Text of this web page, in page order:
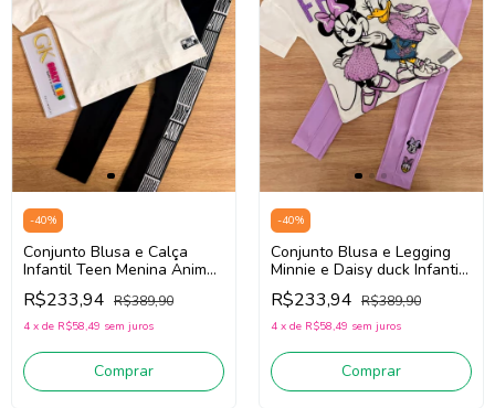
-40%
Conjunto Blusa e Calça
Infantil Teen Menina Animé
N5739 (Off White/Preto)
R$233,94 R$389,90
4 x de R$58,49 sem juros
Comprar
-40%
Conjunto Blusa e Legging
Minnie e Daisy duck Infantil
Teen Animé N5668 (Off
White/Lilás)
R$233,94 R$389,90
4 x de R$58,49 sem juros
Comprar